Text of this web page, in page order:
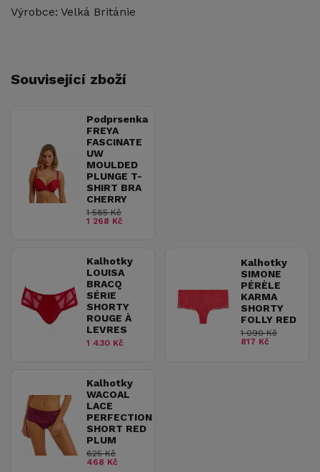
Výrobce: Velká Británie
Související zboží
Podprsenka
FREYA
FASCINATE
UW
MOULDED
PLUNGE T-
SHIRT BRA
CHERRY
1 585 Kč
1 268 Kč
Kalhotky
LOUISA
BRACQ
SÉRIE
SHORTY
ROUGE À
LEVRES
1 430 Kč
Kalhotky
SIMONE
PÉRÈLE
KARMA
SHORTY
FOLLY RED
1 090 Kč
817 Kč
Kalhotky
WACOAL
LACE
PERFECTION
SHORT RED
PLUM
625 Kč
468 Kč